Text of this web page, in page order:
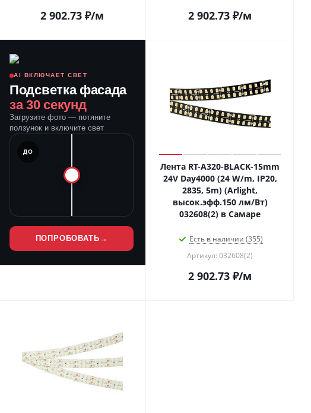
2 902.73 ₽/м 2 902.73 ₽/м
AI ВКЛЮЧАЕТ СВЕТ
Подсветка фасада
за 30 секунд
Загрузите фото — потяните
ползунок и включите свет
ДО
ПОПРОБОВАТЬ →
Лента RT-A320-BLACK-15mm
24V Day4000 (24 W/m, IP20,
2835, 5m) (Arlight,
высок.эфф.150 лм/Вт)
032608(2) в Самаре
Есть в наличии (355)
Артикул: 032608(2)
2 902.73 ₽/м